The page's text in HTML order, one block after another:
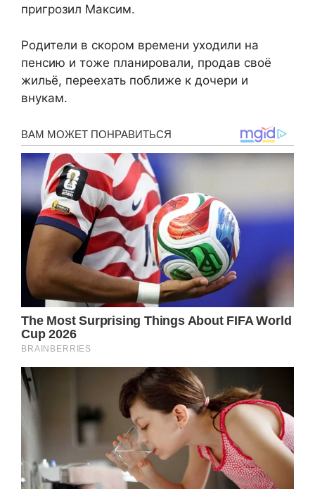
пригрозил Максим.
Родители в скором времени уходили на
пенсию и тоже планировали, продав своё
жильё, переехать поближе к дочери и
внукам.